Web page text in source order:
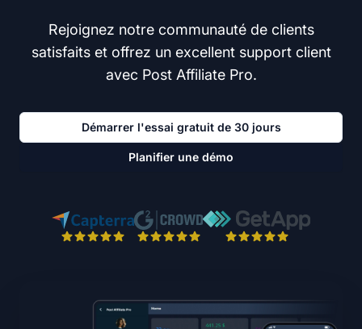
Rejoignez notre communauté de clients
satisfaits et offrez un excellent support client
avec Post Affiliate Pro.
Démarrer l'essai gratuit de 30 jours
Planifier une démo